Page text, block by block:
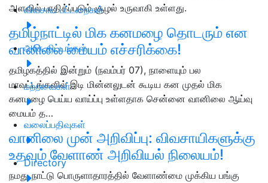
விவசாய பட்டறைகள்
அரசு திட்டங்கள்
மற்றவைகள்
வலைப்பதிவுகள்
Directory
அளவில் பாதிக்ப்படும் சூழல் உருவாகி உள்ளது.
தமிழ்நாட்டில் மிக கனமழை தொடரும் என
வானிலை மையம் எச்சரிக்கை!
தமிழகத்தில் இன்றும் (நவம்பர் 07), நாளையும் பல
மாவட்டங்களில் இடி மின்னலுடன் கூடிய கன முதல் மிக
கனமழை பெய்ய வாய்ப்பு உள்ளதாக சென்னை வானிலை ஆய்வு
மையம் த…
வானிலை முன் அறிவிப்பு: விவசாயிகளுக்கு
உதவும் வேளாண் அறிவியல் நிலையம்!
நமது நாட்டு பொருளாதாரத்தில் வேளாண்மை முக்கிய பங்கு